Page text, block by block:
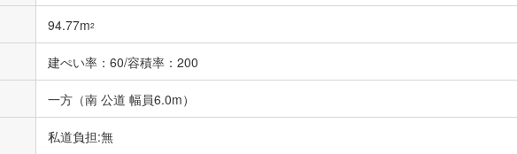
94.77m2
建ぺい率：60/容積率：200
一方（南 公道 幅員6.0m）
私道負担:無